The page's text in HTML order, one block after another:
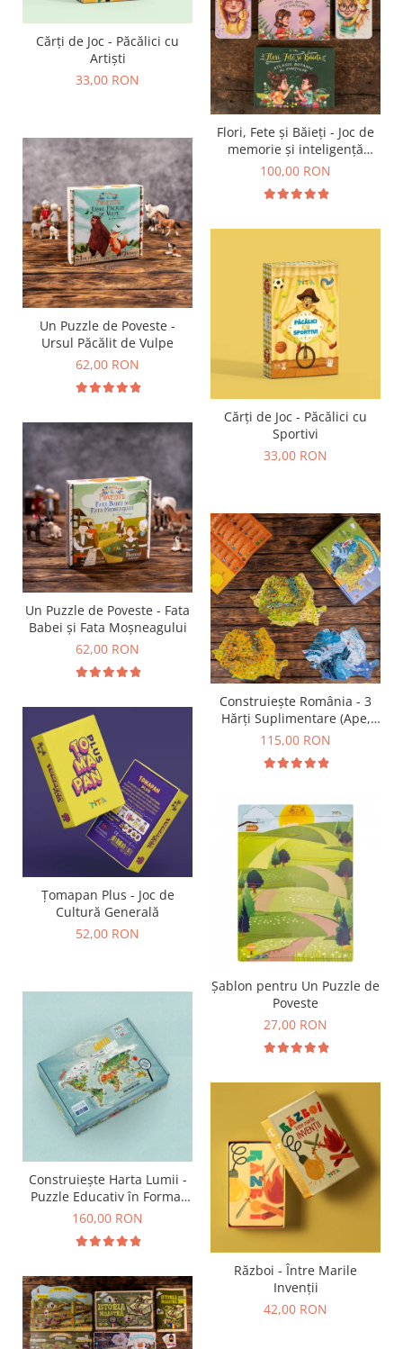
Cărți de Joc - Păcălici cu
Artiști
33,00 RON
Flori, Fete și Băieți - Joc de
memorie și inteligență
emoțională
100,00 RON
Un Puzzle de Poveste -
Ursul Păcălit de Vulpe
62,00 RON
Cărți de Joc - Păcălici cu
Sportivi
33,00 RON
Un Puzzle de Poveste - Fata
Babei și Fata Moșneagului
62,00 RON
Construiește România - 3
Hărți Suplimentare (Ape,
Resurse, Vegetație și Faună)
115,00 RON
Țomapan Plus - Joc de
Cultură Generală
52,00 RON
Șablon pentru Un Puzzle de
Poveste
27,00 RON
Construiește Harta Lumii -
Puzzle Educativ în Format
Mare
160,00 RON
Război - Între Marile
Invenții
42,00 RON